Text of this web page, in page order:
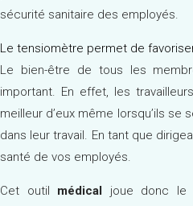
sécurité sanitaire des employés.
Le tensiomètre permet de
Le bien-être de tous les
important. En effet, les
meilleur d’eux même lorsqu’ils
dans leur travail. En tant que
santé de vos employés.
Cet outil médical joue donc le